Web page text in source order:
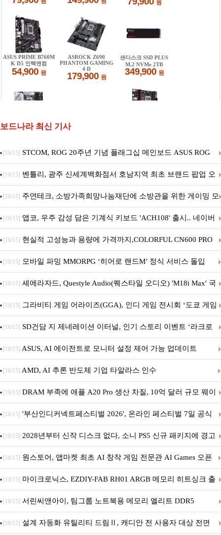
보드나라 최신 기사
[10/15] STCOM, ROG 20주년 기념 플래그십 메인보드 ASUS ROG
Crosshair X870E EDITION 20 국내 출시 예정
[10/15] 벤틀리, 광주 신세계백화점서 호남지역 최초 브랜드 팝업 오
픈
[10/15] 주연테크, 소방가족희망나눔재단에 소방관을 위한 게이밍 모
니터·스마트 펫 침대 기부
[10/15] 앱코, 우주 감성 담은 기계식 키보드 'ACH108' 출시.. 네이버
브랜드데이 기획전 진행
[10/15] 현실적 고성능과 용량에 가격까지,COLORFUL CN600 PRO
M.2 NVMe 디앤디컴 1TB
[10/15] 모바일 파밍 MMORPG ‘히어로 랜드M’ 정식 서비스 돌입
[10/15] 셰에라자드, Questyle Audio(퀘스타일 오디오) 'M18i Max' 국
내 정식 출시
[10/15] 그라비티 게임 어라이즈(GGA), 인디 게임 전시회 ‘도쿄 게임
던전 13’ 참가!
[10/15] SD건담 지 제네레이션 이터널, 인기 스토리 이벤트 ‘라크로
아의 용사’ 재개최 및 풍성한 기념 이벤트 실시!
[10/15] ASUS, AI 에이전트로 모니터 설정 제어 가능 업데이트
[10/15] AMD, AI 추론 반도체 기업 타알라스 인수
[10/15] DRAM 부족에 애플 A20 Pro 생산 차질, 10억 달러 규모 웨이
퍼 대기
[10/15] '부산인디커넥트페스티벌 2026', 온라인 페스티벌 7일 공식
개막... 22일간 진행
[10/15] 2028년부터 신작 디스크 없다, 소니 PS5 신규 패키지에 경고
문 추가
[10/15] 원스토어, 앱마켓 최초 AI 창작 게임 전문관 AI Games 오픈
[10/15] 마이크로닉스, EZDIY-FAB RH01 ARGB 메모리 히트싱크 출
시
[10/15] 서린씨앤아이, 팀그룹 노트북용 메모리 엘리트 DDR5
5600MHz 16GB 출시
[10/15] 설계 자동화 유틸리티 드림Ⅱ, 캐디안 전 사용자 대상 전면